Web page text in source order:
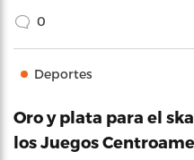
0
Deportes
Oro y plata para el
los Juegos